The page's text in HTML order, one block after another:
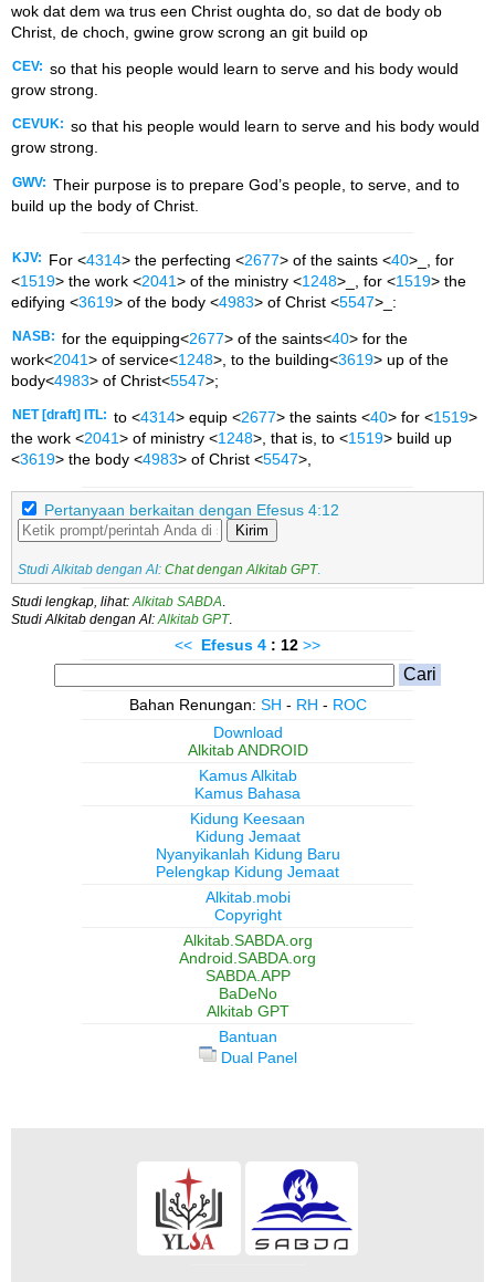
wok dat dem wa trus een Christ oughta do, so dat de body ob
Christ, de choch, gwine grow scrong an git build op
CEV: so that his people would learn to serve and his body would
grow strong.
CEVUK: so that his people would learn to serve and his body would
grow strong.
GWV: Their purpose is to prepare God’s people, to serve, and to
build up the body of Christ.
KJV: For <4314> the perfecting <2677> of the saints <40>_, for
<1519> the work <2041> of the ministry <1248>_, for <1519> the
edifying <3619> of the body <4983> of Christ <5547>_:
NASB: for the equipping<2677> of the saints<40> for the
work<2041> of service<1248>, to the building<3619> up of the
body<4983> of Christ<5547>;
NET [draft] ITL: to <4314> equip <2677> the saints <40> for <1519>
the work <2041> of ministry <1248>, that is, to <1519> build up
<3619> the body <4983> of Christ <5547>,
Pertanyaan berkaitan dengan Efesus 4:12
Kirim
Studi Alkitab dengan AI: Chat dengan Alkitab GPT.
Studi lengkap, lihat: Alkitab SABDA
Studi Alkitab dengan AI: Alkitab GPT.
<< Efesus 4 : 12 >>
Bahan Renungan: SH - RH - ROC
Download
Alkitab ANDROID
Kamus Alkitab
Kamus Bahasa
Kidung Keesaan
Kidung Jemaat
Nyanyikanlah Kidung Baru
Pelengkap Kidung Jemaat
Alkitab.mobi
Copyright
Alkitab.SABDA.org
Android.SABDA.org
SABDA.APP
BaDeNo
Alkitab GPT
Bantuan
Dual Panel